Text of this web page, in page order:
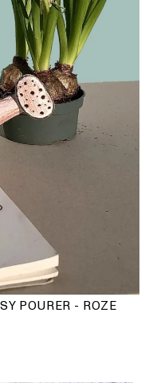
POURER - ROZE